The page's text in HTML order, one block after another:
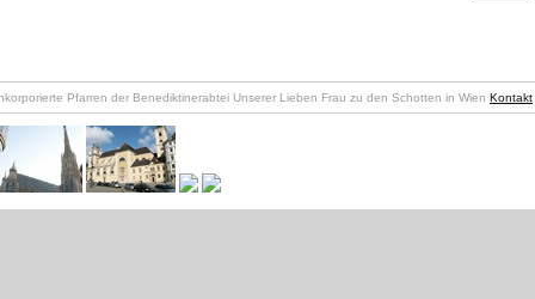
Pfarren der Benediktinerabtei Unserer Lieben Frau zu den Schotten in Wien Kontakt